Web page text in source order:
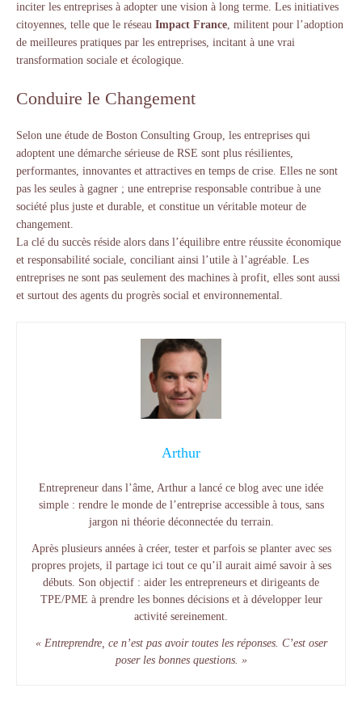
inciter les entreprises à adopter une vision à long terme. Les initiatives
citoyennes, telle que le réseau Impact France, militent pour l’adoption
de meilleures pratiques par les entreprises, incitant à une vrai
transformation sociale et écologique.
Conduire le Changement
Selon une étude de Boston Consulting Group, les entreprises qui
adoptent une démarche sérieuse de RSE sont plus résilientes,
performantes, innovantes et attractives en temps de crise. Elles ne sont
pas les seules à gagner ; une entreprise responsable contribue à une
société plus juste et durable, et constitue un véritable moteur de
changement.
La clé du succès réside alors dans l’équilibre entre réussite économique
et responsabilité sociale, conciliant ainsi l’utile à l’agréable. Les
entreprises ne sont pas seulement des machines à profit, elles sont aussi
et surtout des agents du progrès social et environnemental.
Arthur
Entrepreneur dans l’âme, Arthur a lancé ce blog avec une idée
simple : rendre le monde de l’entreprise accessible à tous, sans
jargon ni théorie déconnectée du terrain.
Après plusieurs années à créer, tester et parfois se planter avec ses
propres projets, il partage ici tout ce qu’il aurait aimé savoir à ses
débuts. Son objectif : aider les entrepreneurs et dirigeants de
TPE/PME à prendre les bonnes décisions et à développer leur
activité sereinement.
« Entreprendre, ce n’est pas avoir toutes les réponses. C’est oser
poser les bonnes questions. »